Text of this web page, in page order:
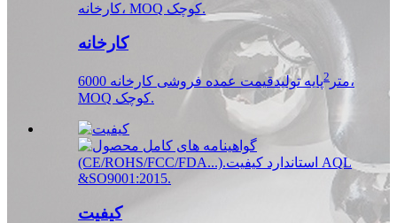
کارخانه
6000 متر 2پایه تولیدقیمت عمده فروشی کارخانه،
MOQ کوچک.
کیفیت